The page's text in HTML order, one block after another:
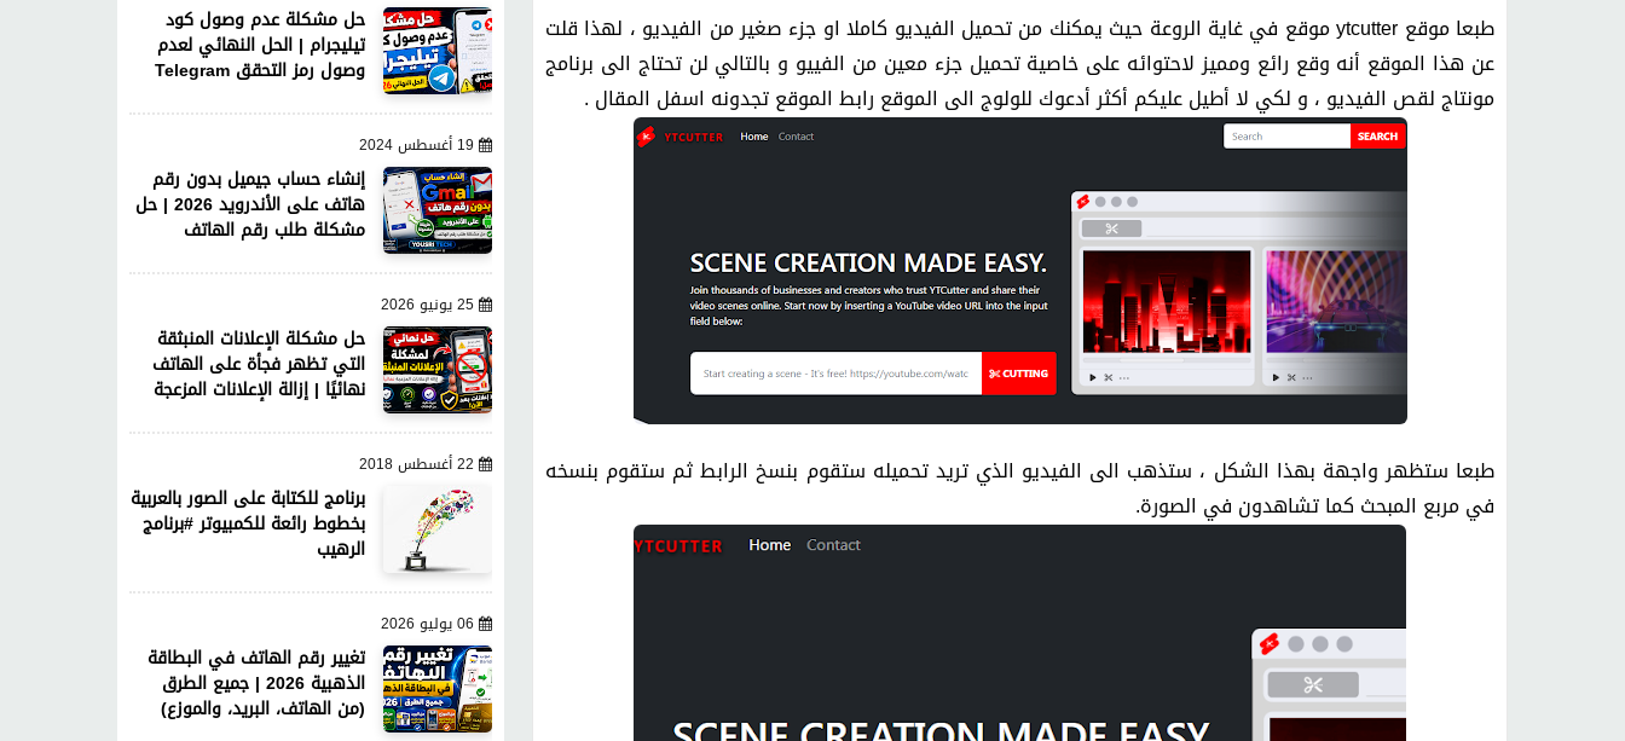
طبعا موقع ytcutter موقع في غاية الروعة حيث يمكنك من تحميل الفيديو كاملا او جزء صغير من الفيديو ، لهذا قلت
عن هذا الموقع أنه وقع رائع ومميز لاحتوائه على خاصية تحميل جزء معين من الفييو و بالتالي لن تحتاج الى برنامج
مونتاج لقص الفيديو ، و لكي لا أطيل عليكم أكثر أدعوك للولوج الى الموقع رابط الموقع تجدونه اسفل المقال .
طبعا ستظهر واجهة بهذا الشكل ، ستذهب الى الفيديو الذي تريد تحميله ستقوم بنسخ الرابط ثم ستقوم بنسخه
في مربع المبحث كما تشاهدون في الصورة.
حل مشكلة عدم وصول كود
تيليجرام | الحل النهائي لعدم
وصول رمز التحقق Telegram
19 أغسطس 2024
إنشاء حساب جيميل بدون رقم
هاتف على الأندرويد 2026 | حل
مشكلة طلب رقم الهاتف
25 يونيو 2026
حل مشكلة الإعلانات المنبثقة
التي تظهر فجأة على الهاتف
نهائيًا | إزالة الإعلانات المزعجة
22 أغسطس 2018
برنامج للكتابة على الصور بالعربية
بخطوط رائعة للكمبيوتر #برنامج
الرهيب
06 يوليو 2026
تغيير رقم الهاتف في البطاقة
الذهبية 2026 | جميع الطرق
(من الهاتف، البريد، والموزع)